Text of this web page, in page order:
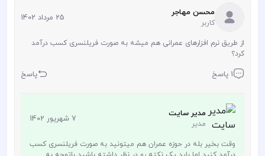
محسن مهاجر
کاربر 25 مرداد 1402
از طریق نرم افزارهای عمرانی هم میشه به صورت فریلنسری کسب درآمد
کرد؟
1 پاسخ پاسخ
مدیر سایت
مدیر 7 شهریور 1402
وقت بخیر بله در حوزه عمران هم میتونید به صورت فریلنسری کسب